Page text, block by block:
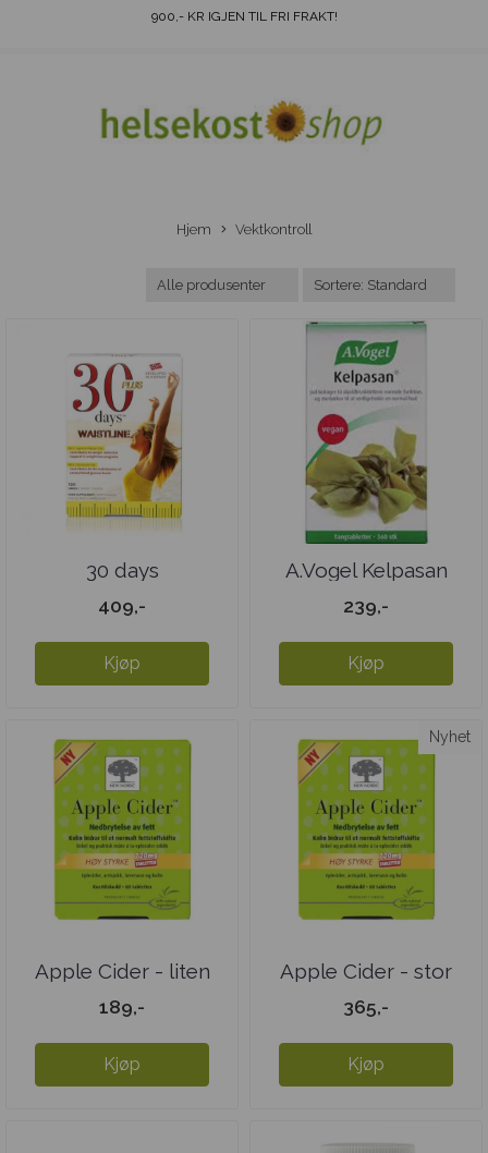
900,- KR IGJEN TIL FRI FRAKT!
Hjem Vektkontroll
30 days
409,-
Kjøp
A.Vogel Kelpasan
239,-
Kjøp
Apple Cider - liten
189,-
Kjøp
Nyhet
Apple Cider - stor
365,-
Kjøp